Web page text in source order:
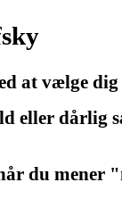
at vælge dig
eller dårlig
du mener